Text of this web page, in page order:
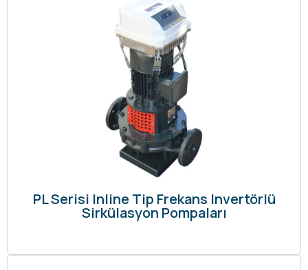
PL Serisi Inline Tip Frekans Invertörlü
Sirkülasyon Pompaları